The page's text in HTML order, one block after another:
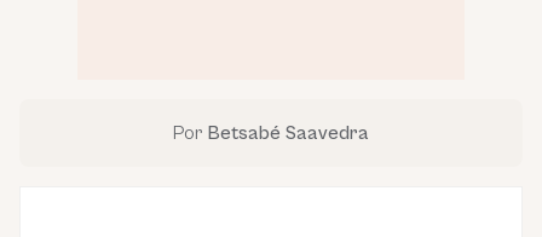
Por Betsabé Saavedra